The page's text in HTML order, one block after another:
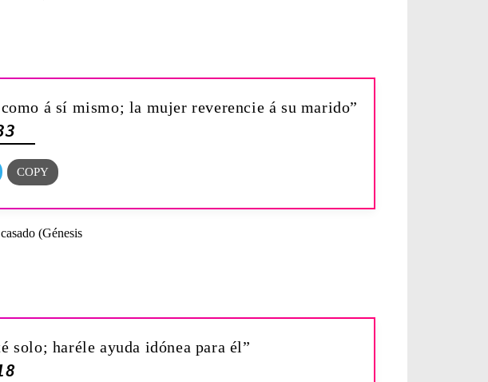
á sí mismo; la mujer reverencie á su marido”
solo; haréle ayuda idónea para él”